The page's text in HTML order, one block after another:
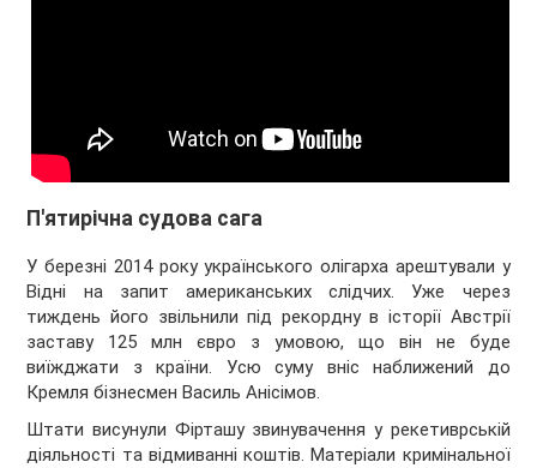
П'ятирічна судова сага
У березні 2014 року українського олігарха арештували у
Відні на запит американських слідчих. Уже через
тиждень його звільнили під рекордну в історії Австрії
заставу 125 млн євро з умовою, що він не буде
виїжджати з країни. Усю суму вніс наближений до
Кремля бізнесмен Василь Анісімов.
Штати висунули Фірташу звинувачення у рекетиврській
діяльності та відмиванні коштів. Матеріали кримінальної